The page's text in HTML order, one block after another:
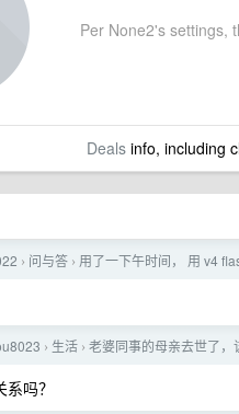
Per None2's settings,
Dealsinfo, including
› 问与答 › 用了一下午时间， 用 v4
› 生活 › 老婆同事的母亲去世了，
吗？